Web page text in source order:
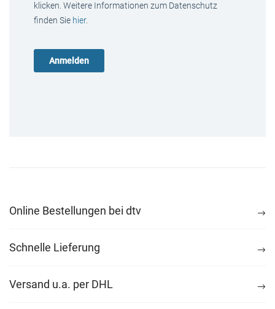
klicken. Weitere Informationen zum Datenschutz
finden Sie hier.
Online Bestellungen bei dtv
Schnelle Lieferung
Versand u.a. per DHL